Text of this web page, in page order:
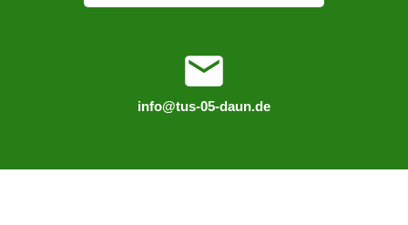
info@tus-05-daun.de